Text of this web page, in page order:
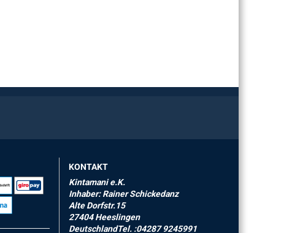
KONTAKT
Kintamani e.K.
Inhaber: Rainer Schickedanz
Alte Dorfstr.15
27404 Heeslingen
DeutschlandTel. :04287 9245991